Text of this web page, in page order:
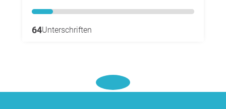
64Unterschriften